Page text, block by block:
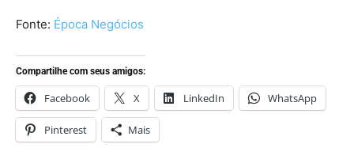
Fonte: Época Negócios
Compartilhe com seus amigos:
Facebook X LinkedIn WhatsApp
Pinterest Mais